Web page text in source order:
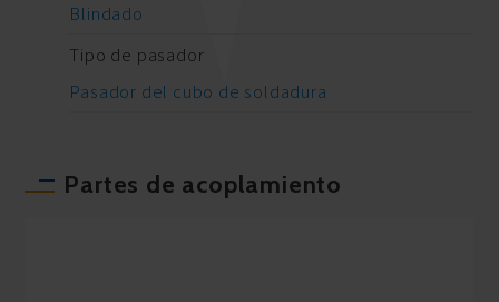
Blindado
Tipo de pasador
Pasador del cubo de soldadura
Partes de acoplamiento